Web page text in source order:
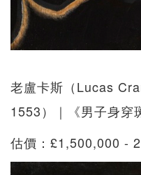
老盧卡斯（Lucas
1553）｜《男子身穿
估價：£1,500,000 -